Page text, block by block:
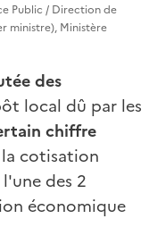
Public / Direction de
ministre), Ministère
des
local dû par les
chiffre
cotisation
des 2
économique